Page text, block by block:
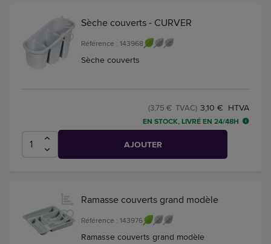
Sèche couverts - CURVER
Référence : 143968
Sèche couverts
3,10 € HTVA
(3,75 € TVAC)
EN STOCK, LIVRÉ EN 24/48H
AJOUTER
Ramasse couverts grand modèle
Référence : 143976
Ramasse couverts grand modèle